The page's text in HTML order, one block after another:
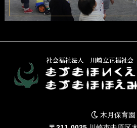
木月保育園